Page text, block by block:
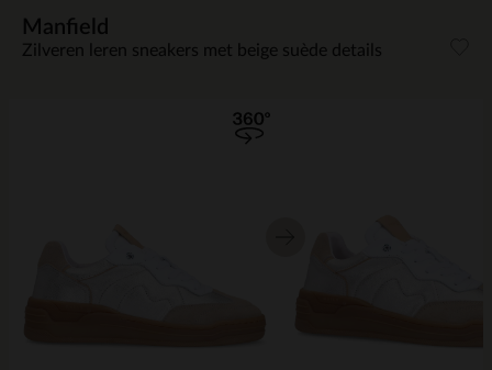
Manfield
Zilveren leren sneakers met beige suède details